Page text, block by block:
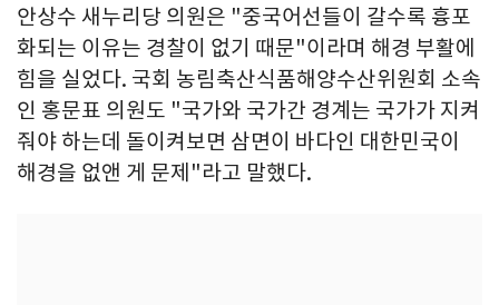
안상수 새누리당 의원은 "중국어선들이 갈수록 흉포
화되는 이유는 경찰이 없기 때문"이라며 해경 부활에
힘을 실었다. 국회 농림축산식품해양수산위원회 소속
인 홍문표 의원도 "국가와 국가간 경계는 국가가 지켜
줘야 하는데 돌이켜보면 삼면이 바다인 대한민국이
해경을 없앤 게 문제"라고 말했다.